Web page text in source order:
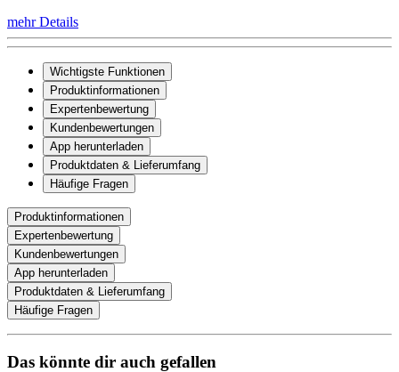
mehr Details
Wichtigste Funktionen
Produktinformationen
Expertenbewertung
Kundenbewertungen
App herunterladen
Produktdaten & Lieferumfang
Häufige Fragen
Produktinformationen
Expertenbewertung
Kundenbewertungen
App herunterladen
Produktdaten & Lieferumfang
Häufige Fragen
Das könnte dir auch gefallen